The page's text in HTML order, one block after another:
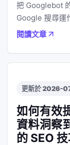
把 Googlebot
Google 搜尋運
閱讀文章
更新於 2026-
如何有效
資料洞察
的 SEO